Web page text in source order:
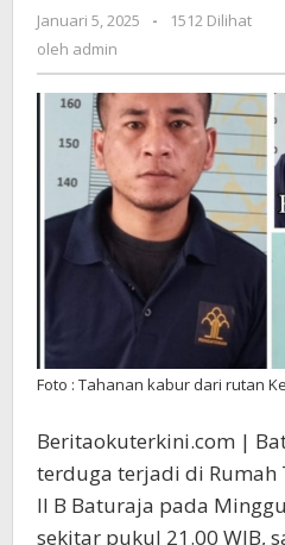
Januari 5, 2025
oleh
-
1512 Dilihat
oleh admin
Foto : Tahanan kabur dari rutan
Beritaokuterkini.com |
terduga terjadi di Rumah
II B Baturaja pada
sekitar pukul 21.00 WIB,